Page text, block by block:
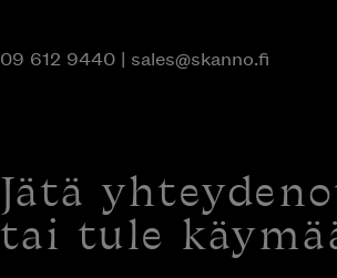
09 612 9440| sales@skanno.fi
Jätä
tai tule